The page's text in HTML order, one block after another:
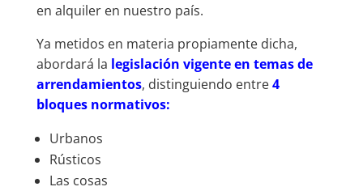
en alquiler en nuestro país.
Ya metidos en materia propiamente dicha,
abordará la legislación vigente en temas de
arrendamientos, distinguiendo entre4
bloques normativos:
Urbanos
Rústicos
Las cosas